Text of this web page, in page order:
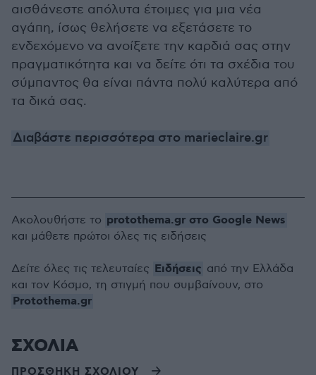
αισθάνεστε απόλυτα έτοιμες για μια νέα
αγάπη, ίσως θελήσετε να εξετάσετε το
ενδεχόμενο να ανοίξετε την καρδιά σας στην
πραγματικότητα και να δείτε ότι τα σχέδια του
σύμπαντος θα είναι πάντα πολύ καλύτερα από
τα δικά σας.
Διαβάστε περισσότερα στο marieclaire.gr
Ακολουθήστε το protothema.gr στο Google News
και μάθετε πρώτοι όλες τις ειδήσεις
Δείτε όλες τις τελευταίες Ειδήσεις από την Ελλάδα
και τον Κόσμο, τη στιγμή που συμβαίνουν, στο
Protothema.gr
ΣΧΟΛΙΑ
ΠΡΟΣΘΗΚΗ ΣΧΟΛΙΟΥ